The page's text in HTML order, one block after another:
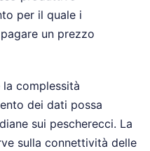
per il quale i
un prezzo
complessità
dei dati possa
sui pescherecci. La
sulla connettività delle